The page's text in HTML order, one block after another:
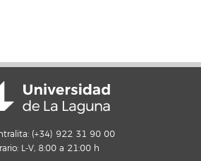
(+34) 922 31 90 00
L-V, 8:00 a 21:00 h